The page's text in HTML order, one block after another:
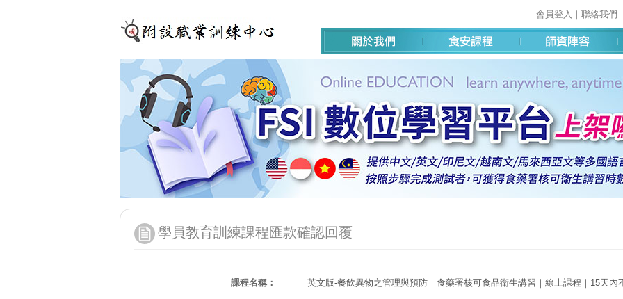
會員登入 ｜ 聯絡我們 ｜
學員教育訓練課程匯款確認回覆
課程名稱： 英文版-餐飲異物之管理與預防｜食藥署核可食品衛生講習｜線上課程｜15天內